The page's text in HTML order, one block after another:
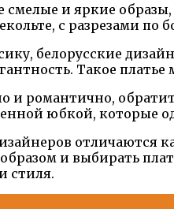
смелые и яркие
с разрезами
белорусские
Такое
и романтично,
юбкой, которые
и выбирать
стиля.